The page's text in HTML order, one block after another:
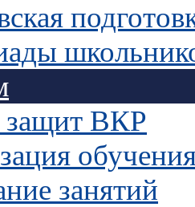
защит ВКР
занятий